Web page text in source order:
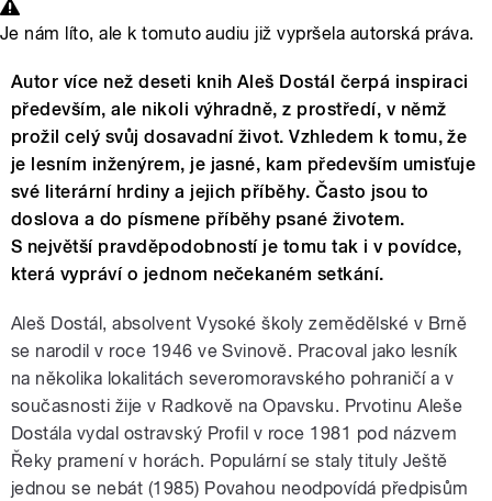
Je nám líto, ale k tomuto audiu již vypršela autorská práva.
Autor více než deseti knih Aleš Dostál čerpá inspiraci
především, ale nikoli výhradně, z prostředí, v němž
prožil celý svůj dosavadní život. Vzhledem k tomu, že
je lesním inženýrem, je jasné, kam především umisťuje
své literární hrdiny a jejich příběhy. Často jsou to
doslova a do písmene příběhy psané životem.
S největší pravděpodobností je tomu tak i v povídce,
která vypráví o jednom nečekaném setkání.
Aleš Dostál, absolvent Vysoké školy zemědělské v Brně
se narodil v roce 1946 ve Svinově. Pracoval jako lesník
na několika lokalitách severomoravského pohraničí a v
současnosti žije v Radkově na Opavsku. Prvotinu Aleše
Dostála vydal ostravský Profil v roce 1981 pod názvem
Řeky pramení v horách. Populární se staly tituly Ještě
jednou se nebát (1985) Povahou neodpovídá předpisům